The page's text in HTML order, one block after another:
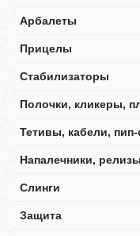
Арбалеты
Прицелы
Стабилизаторы
Полочки, кликеры,
Тетивы, кабели,
Напалечники,
Слинги
Защита